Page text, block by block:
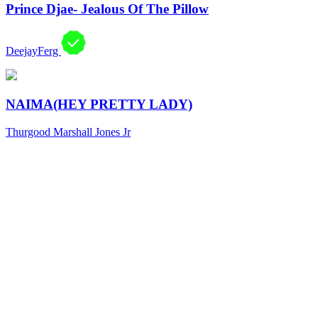
Prince Djae- Jealous Of The Pillow
DeejayFerg
NAIMA(HEY PRETTY LADY)
Thurgood Marshall Jones Jr